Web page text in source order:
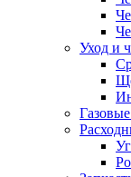
Уход и